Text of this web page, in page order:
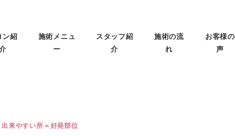
ン紹
施術メニュ
ー
スタッフ紹
介
施術の流
れ
お客様の
声
出来やすい所＝好発部位